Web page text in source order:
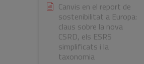
Canvis en el report de
sostenibilitat a Europa:
claus sobre la nova
CSRD, els ESRS
simplificats i la
taxonomia